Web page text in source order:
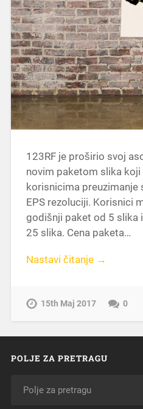
123RF je proširio svoj
novim paketom slika
korisnicima preuzimanje
EPS rezoluciji. Korisnici
godišnji paket od 5 slika
25 slika. Cena paketa…
Nastavi čitanje →
15th Maj 2017 0
POLJE ZA PRETRAGU